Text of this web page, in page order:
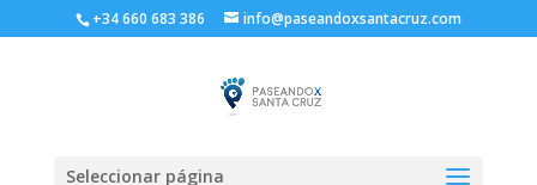
+34 660 683 386 info@paseandoxsantacruz.com
Seleccionar página